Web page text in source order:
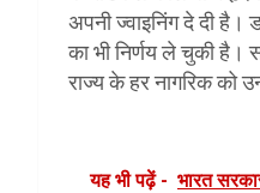
अपनी ज्वाइनिंग दे दी
का भी निर्णय ले चुकी है।
राज्य के हर नागरिक को
यह भी पढ़ें - भारत